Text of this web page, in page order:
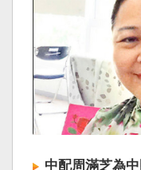
中配周滿芝為